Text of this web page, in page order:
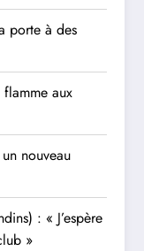
porte à des
aux
nouveau
: « J’espère
»